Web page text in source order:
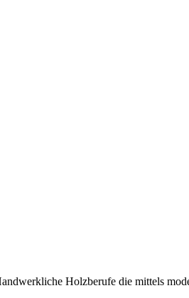
Holzberufe die mittels